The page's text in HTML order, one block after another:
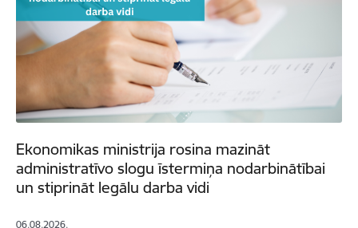
Ekonomikas ministrija rosina mazināt
administratīvo slogu īstermiņa nodarbinātībai
un stiprināt legālu darba vidi
06.08.2026.